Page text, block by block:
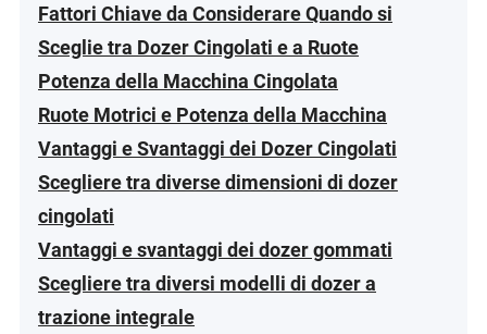
Fattori Chiave da Considerare Quando si
Sceglie tra Dozer Cingolati e a Ruote
Potenza della Macchina Cingolata
Ruote Motrici e Potenza della Macchina
Vantaggi e Svantaggi dei Dozer Cingolati
Scegliere tra diverse dimensioni di dozer
cingolati
Vantaggi e svantaggi dei dozer gommati
Scegliere tra diversi modelli di dozer a
trazione integrale